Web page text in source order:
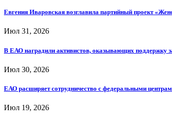
Евгения Иваровская возглавила партийный проект
Июл 31, 2026
В ЕАО наградили активистов, оказывающих поддержку
Июл 30, 2026
ЕАО расширяет сотрудничество с федеральными
Июл 19, 2026